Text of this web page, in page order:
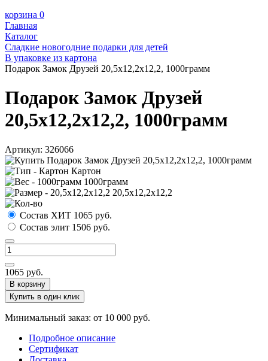
корзина 0
Главная
Каталог
Сладкие новогодние подарки для детей
В упаковке из картона
Подарок Замок Друзей 20,5х12,2х12,2, 1000грамм
Подарок Замок Друзей
20,5х12,2х12,2, 1000грамм
Артикул: 326066
Картон
1000грамм
20,5х12,2х12,2
Состав ХИТ 1065 руб.
Состав элит 1506 руб.
1065 руб.
В корзину
Купить в один клик
Минимальный заказ: от 10 000 руб.
Подробное описание
Сертификат